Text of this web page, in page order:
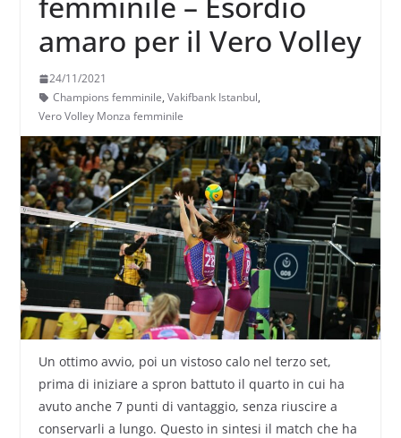
amaro per il Vero Volley
24/11/2021
Champions femminile, Vakifbank Istanbul,
Vero Volley Monza femminile
Un ottimo avvio, poi un vistoso calo nel terzo set,
prima di iniziare a spron battuto il quarto in cui ha
avuto anche 7 punti di vantaggio, senza riuscire a
conservarli a lungo. Questo in sintesi il match che ha